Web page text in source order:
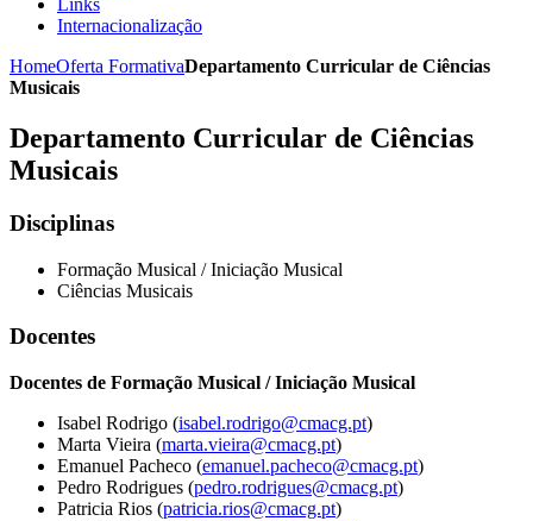
Links
Internacionalização
HomeOferta FormativaDepartamento Curricular de Ciências
Musicais
Departamento Curricular de Ciências
Musicais
Disciplinas
Formação Musical / Iniciação Musical
Ciências Musicais
Docentes
Docentes de Formação Musical / Iniciação Musical
Isabel Rodrigo (isabel.rodrigo@cmacg.pt)
Marta Vieira (marta.vieira@cmacg.pt)
Emanuel Pacheco (emanuel.pacheco@cmacg.pt)
Pedro Rodrigues (pedro.rodrigues@cmacg.pt)
Patricia Rios (patricia.rios@cmacg.pt)